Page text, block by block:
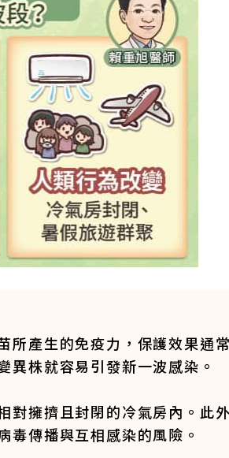
所產生的免疫力，保護效果通
異株就容易引發新一波感染。
對擁擠且封閉的冷氣房內。此
毒傳播與互相感染的風險。